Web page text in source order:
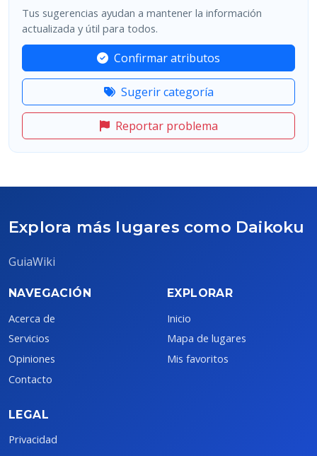
Tus sugerencias ayudan a mantener la información
actualizada y útil para todos.
Confirmar atributos
Sugerir categoría
Reportar problema
Explora más lugares como Daikoku
GuiaWiki
NAVEGACIÓN
Acerca de
Servicios
Opiniones
Contacto
EXPLORAR
Inicio
Mapa de lugares
Mis favoritos
LEGAL
Privacidad